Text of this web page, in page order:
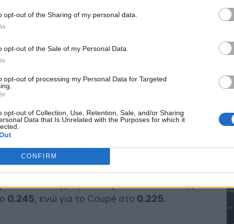
opt-out of the Sharing of my personal data.
opt-out of the Sale of my Personal Data.
opt-out of processing my Personal Data for Targeted
opt-out of Collection, Use, Retention, Sale, and/or Sharing
Data that Is Unrelated with the Purposes for which it
CONFIRM
αρκετά με το Elroq, το μοντέλο που
στη χώρα μας.
ότι η Skoda έχει καταργήσει τη μάσκα,
φωτισμού, όπως ακριβώς στην έκδοση First
φώτα,
και φωτεινότητας.
μενέα γραμματοσειρά.
τη ροή του αέρα. Ο συντελεστής
0.245, ενώ για το Coupé στο 0.225.